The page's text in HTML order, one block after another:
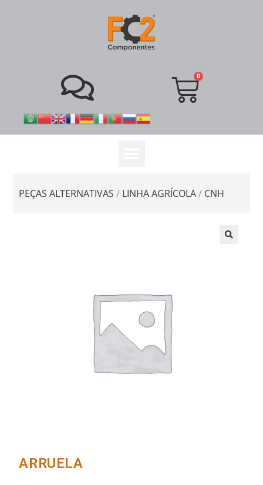
PEÇAS ALTERNATIVAS / LINHA AGRÍCOLA/ CNH
ARRUELA